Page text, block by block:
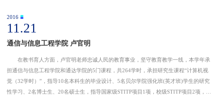
2016
11.21
通信与信息工程学院 卢官明
在教书育人方面，卢官明老师忠诚人民的教育事业，坚守教育教学一线，本学年承
担通信与信息工程学院和通达学院的5门课程，共264学时，承担研究生课程“计算机视
觉（32学时）”，指导10名本科生的毕业设计、5名贝尔学院强化班(英才班)学生的研究
性学习、2名博士生、20名硕士生，指导国家级STITP项目1项，校级STITP项目2项，指